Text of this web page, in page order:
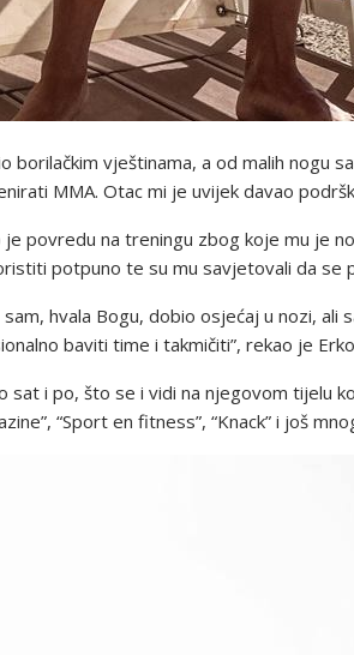
borilačkim vještinama, a od malih nogu
MMA. Otac mi je uvijek davao
je povredu na treningu zbog koje mu je
potpuno te su mu savjetovali da se
sam, hvala Bogu, dobio osjećaj u nozi,
baviti time i takmičiti”, rekao je Erko
sat i po, što se i vidi na njegovom tijelu
“Sport en fitness”, “Knack” i još